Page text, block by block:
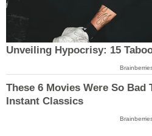
Unveiling Hypocrisy: 15
These 6 Movies Were So Bad
Instant Classics